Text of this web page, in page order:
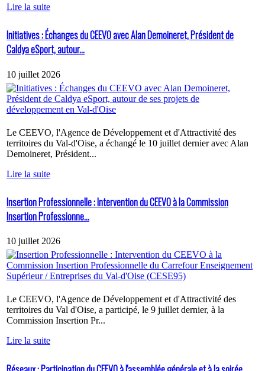
Lire la suite
Initiatives : Échanges du CEEVO avec Alan Demoineret, Président de
Caldya eSport, autour...
10 juillet 2026
Le CEEVO, l'Agence de Développement et d'Attractivité des
territoires du Val-d'Oise, a échangé le 10 juillet dernier avec Alan
Demoineret, Président...
Lire la suite
Insertion Professionnelle : Intervention du CEEVO à la Commission
Insertion Professionne...
10 juillet 2026
Le CEEVO, l'Agence de Développement et d'Attractivité des
territoires du Val d'Oise, a participé, le 9 juillet dernier, à la
Commission Insertion Pr...
Lire la suite